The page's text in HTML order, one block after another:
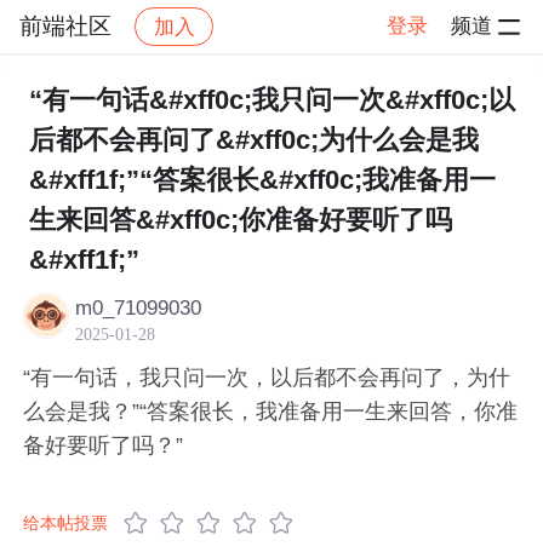
前端社区 加入 登录 频道
社区 前端社区 感慨 帖子详情
“有一句话&#xff0c;我只问一次&#xff0c;以
后都不会再问了&#xff0c;为什么会是我
&#xff1f;”“答案很长&#xff0c;我准备用一
生来回答&#xff0c;你准备好要听了吗
&#xff1f;”
m0_71099030
2025-01-28
“有一句话，我只问一次，以后都不会再问了，为什
么会是我？”“答案很长，我准备用一生来回答，你准
备好要听了吗？”
给本帖投票